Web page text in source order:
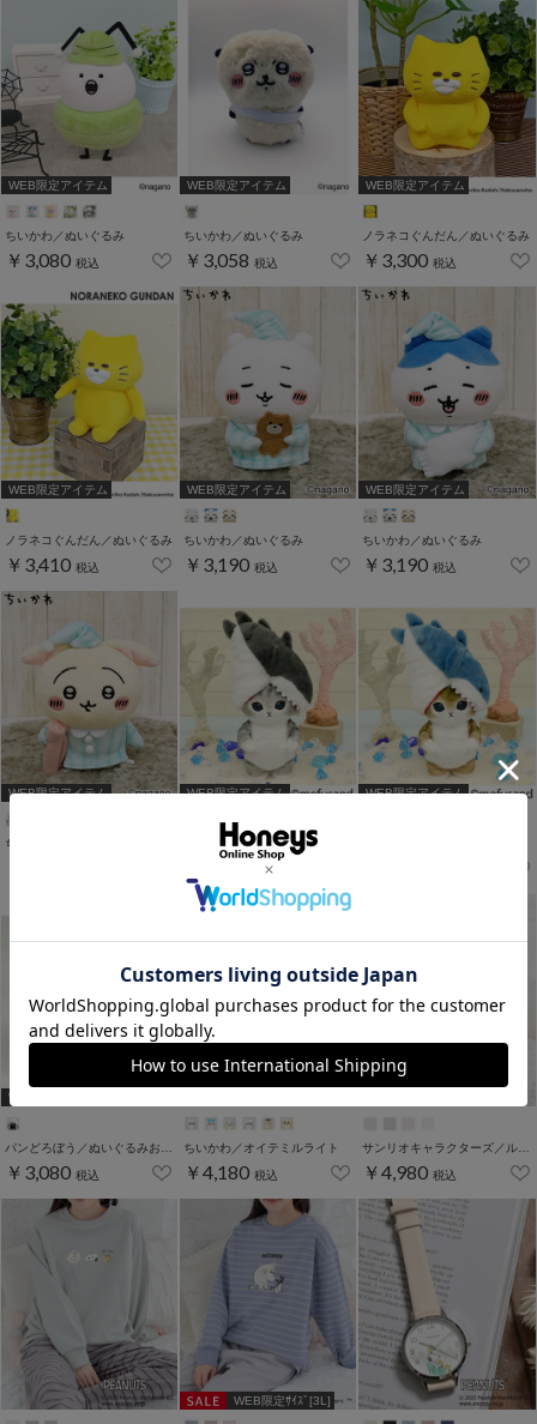
WEB限定アイテム
ちいかわ／ぬいぐるみ
￥3,080 税込
WEB限定アイテム
ちいかわ／ぬいぐるみ
￥3,058 税込
WEB限定アイテム
ノラネコぐんだん／ぬいぐるみ
￥3,300 税込
WEB限定アイテム
ノラネコぐんだん／ぬいぐるみ
￥3,410 税込
WEB限定アイテム
ちいかわ／ぬいぐるみ
￥3,190 税込
WEB限定アイテム
ちいかわ／ぬいぐるみ
￥3,190 税込
WEB限定アイテム
ちいかわ／ぬいぐるみ
WEB限定アイテム
mofusand／ぬいぐるみ
税込
WEB限定アイテム
WEB限定アイテム
￥3,080 税込
ちいかわ／オイテミルライト
￥4,180 税込 ￥4,980 税込
WEB限定ｻｲｽﾞ[3L]